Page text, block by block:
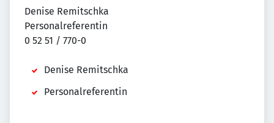
Denise Remitschka
Personalreferentin
0 52 51 / 770-0
Denise Remitschka
Personalreferentin